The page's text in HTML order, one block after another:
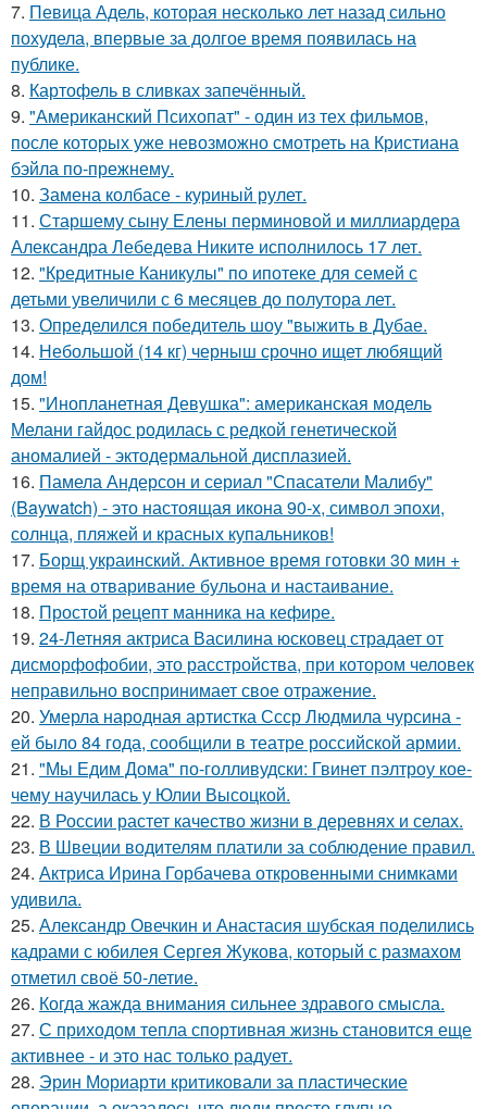
7. Певица Адель, которая несколько лет назад сильно
похудела, впервые за долгое время появилась на
публике.
8. Картофель в сливках запечённый.
9. "Американский Психопат" - один из тех фильмов,
после которых уже невозможно смотреть на Кристиана
бэйла по-прежнему.
10. Замена колбасе - куриный рулет.
11. Старшему сыну Елены перминовой и миллиардера
Александра Лебедева Никите исполнилось 17 лет.
12. "Кредитные Каникулы" по ипотеке для семей с
детьми увеличили с 6 месяцев до полутора лет.
13. Определился победитель шоу "выжить в Дубае.
14. Небольшой (14 кг) черныш срочно ищет любящий
дом!
15. "Инопланетная Девушка": американская модель
Мелани гайдос родилась с редкой генетической
аномалией - эктодермальной дисплазией.
16. Памела Андерсон и сериал "Спасатели Малибу"
(Baywatch) - это настоящая икона 90-х, символ эпохи,
солнца, пляжей и красных купальников!
17. Борщ украинский. Активное время готовки 30 мин +
время на отваривание бульона и настаивание.
18. Простой рецепт манника на кефире.
19. 24-Летняя актриса Василина юсковец страдает от
дисморфофобии, это расстройства, при котором человек
неправильно воспринимает свое отражение.
20. Умерла народная артистка Ссср Людмила чурсина -
ей было 84 года, сообщили в театре российской армии.
21. "Мы Едим Дома" по-голливудски: Гвинет пэлтроу кое-
чему научилась у Юлии Высоцкой.
22. В России растет качество жизни в деревнях и селах.
23. В Швеции водителям платили за соблюдение правил.
24. Актриса Ирина Горбачева откровенными снимками
удивила.
25. Александр Овечкин и Анастасия шубская поделились
кадрами с юбилея Сергея Жукова, который с размахом
отметил своё 50-летие.
26. Когда жажда внимания сильнее здравого смысла.
27. С приходом тепла спортивная жизнь становится еще
активнее - и это нас только радует.
28. Эрин Мориарти критиковали за пластические